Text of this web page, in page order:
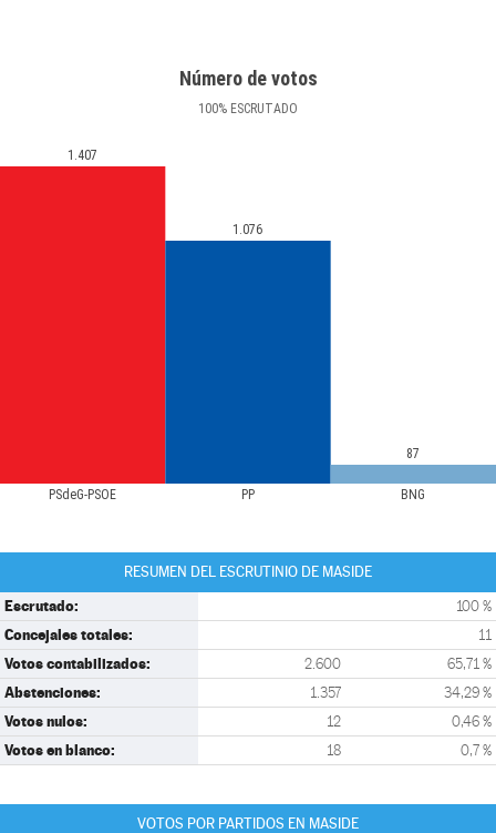
Número de votos
100% ESCRUTADO
PSdeG-PSOE PP BNG
1.407
1.076
87
RESUMEN DEL ESCRUTINIO DE MASIDE
Escrutado: 100 %
Concejales totales: 11
Votos contabilizados: 2.600 65,71 %
Abstenciones: 1.357 34,29 %
Votos nulos: 12 0,46 %
Votos en blanco: 18 0,7 %
VOTOS POR PARTIDOS EN MASIDE